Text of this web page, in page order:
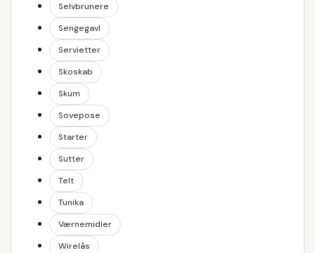
Selvbrunere
Sengegavl
Servietter
Skoskab
Skum
Sovepose
Starter
Sutter
Telt
Tunika
Værnemidler
Wirelås